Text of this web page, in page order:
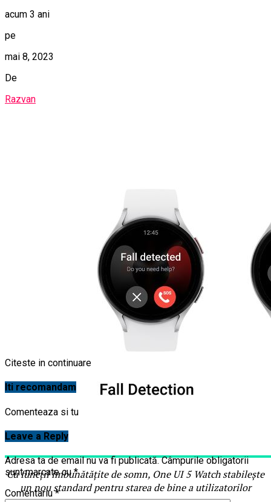
acum 3 ani
pe
mai 8, 2023
De
Razvan
Cu funcții îmbunătățite de somn, One UI 5 Watch stabilește
un nou standard pentru starea de bine a utilizatorilor
Citeste in continuare
Iti recomandam
Comenteaza si tu
Leave a Reply
Adresa ta de email nu va fi publicată. Câmpurile obligatorii
sunt marcate cu*
Comentariu*